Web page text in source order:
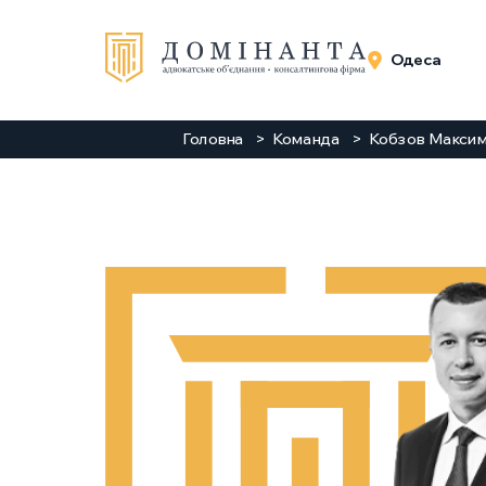
Одеса
Головна Команда Кобзов